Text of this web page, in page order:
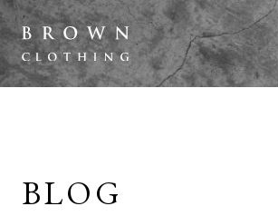
BLOG